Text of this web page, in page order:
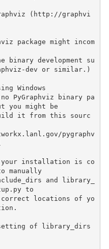
( http://graphvi
package might
incom
binary development
su
dev or similar. )
no PyGraphviz binary
pa
you might
it from this
sourc
pygraphv
your installation is
co
manually
and
library_
correct locations of yo
of
library_dirs